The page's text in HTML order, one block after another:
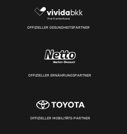
OFFIZIELLER GESUNDHEITSPARTNER
OFFIZIELLER ERNÄHRUNGSPARTNER
OFFIZIELLER MOBILITÄTS-PARTNER